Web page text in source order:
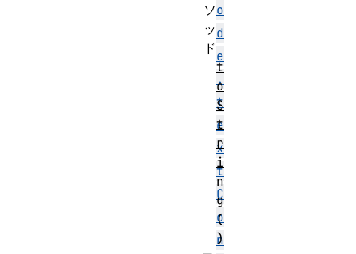
o
d
e
.
t
e
x
t
C
o
n
ソ
ッ
ド
t
o
S
t
r
i
n
g
(
)